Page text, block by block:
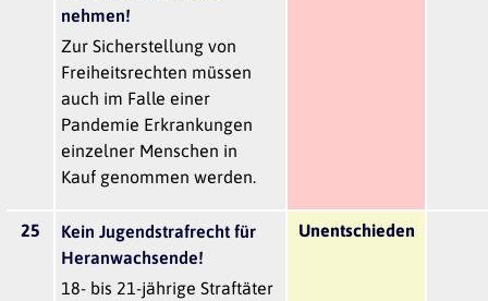
nehmen!
Zur Sicherstellung von
Freiheitsrechten müssen
auch im Falle einer
Pandemie Erkrankungen
einzelner Menschen in
Kauf genommen werden.
25
Kein Jugendstrafrecht für
Heranwachsende!
18- bis 21-jährige Straftäter
Unentschieden